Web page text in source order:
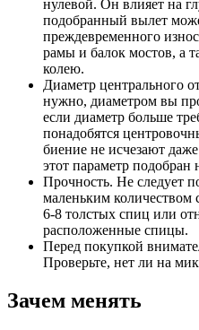
нулевой. Он влияет на
подобранный вылет
преждевременного
рамы и балок мостов, а
колею.
Диаметр центрального
нужно, диаметром вы
если диаметр больше
понадобятся
биение не исчезают
этот параметр подобран
Прочность. Не следует
маленьким
6-8 толстых спиц или
расположенные спицы.
Перед покупкой
Проверьте, нет ли на
Зачем менять